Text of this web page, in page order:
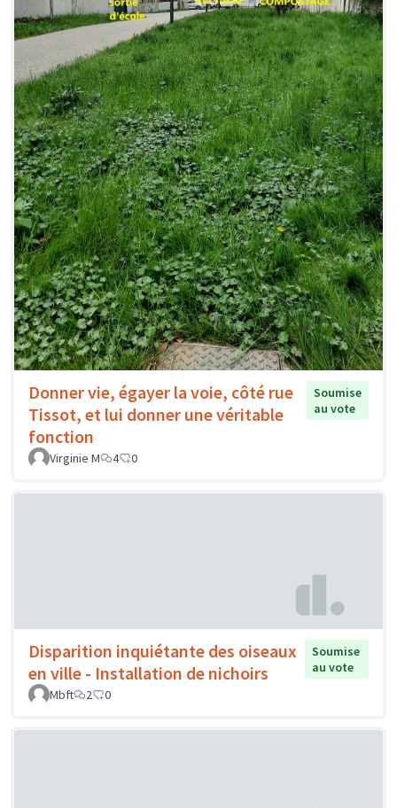
Donner vie, égayer la voie, côté rue
Tissot, et lui donner une véritable
fonction
Soumise
au vote
Virginie M 4 0
Disparition inquiétante des oiseaux
en ville - Installation de nichoirs
Soumise
au vote
Mbft
2 0